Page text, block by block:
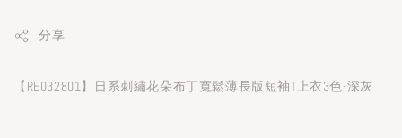
分享
【RE032801】日系刺繡花朵布丁寬鬆薄長版短袖T上衣3色-深灰